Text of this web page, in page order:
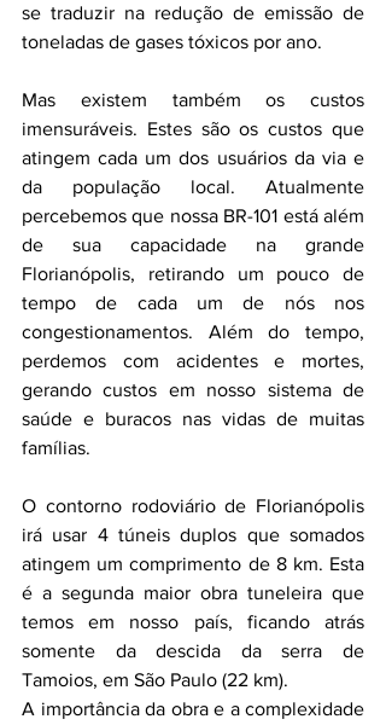
se traduzir na redução de emissão de
toneladas de gases tóxicos por ano.
Mas existem também os custos
imensuráveis. Estes são os custos que
atingem cada um dos usuários da via e
da população local. Atualmente
percebemos que nossa BR-101 está além
de sua capacidade na grande
Florianópolis, retirando um pouco de
tempo de cada um de nós nos
congestionamentos. Além do tempo,
perdemos com acidentes e mortes,
gerando custos em nosso sistema de
saúde e buracos nas vidas de muitas
famílias.
O contorno rodoviário de Florianópolis
irá usar 4 túneis duplos que somados
atingem um comprimento de 8 km. Esta
é a segunda maior obra tuneleira que
temos em nosso país, ficando atrás
somente da descida da serra de
Tamoios, em São Paulo (22 km).
A importância da obra e a complexidade